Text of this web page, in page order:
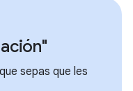
sepas que les